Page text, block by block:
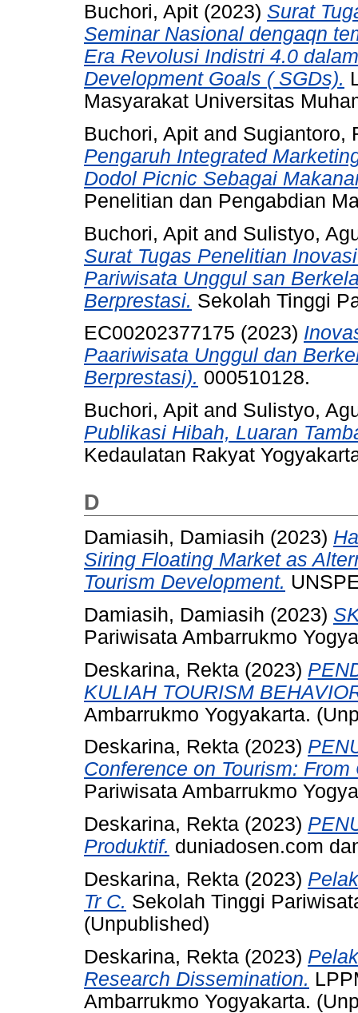
Buchori, Apit (2023) Surat
Seminar Nasional dengaqn
Era Revolusi Indistri 4.0
Development Goals ( SGDs).
Masyarakat Universitas
Buchori, Apit and Sugiantoro,
Pengaruh Integrated
Dodol Picnic Sebagai
Penelitian dan Pengabdian
Buchori, Apit and Sulistyo,
Surat Tugas Penelitian
Pariwisata Unggul san
Berprestasi. Sekolah Tinggi
EC00202377175 (2023)
Paariwisata Unggul dan
Berprestasi). 000510128.
Buchori, Apit and Sulistyo,
Publikasi Hibah, Luaran
Kedaulatan Rakyat
D
Damiasih, Damiasih (2023)
Siring Floating Market as
Tourism Development.
Damiasih, Damiasih (2023)
Pariwisata Ambarrukmo
Deskarina, Rekta (2023)
KULIAH TOURISM
Ambarrukmo Yogyakarta.
Deskarina, Rekta (2023)
Conference on Tourism:
Pariwisata Ambarrukmo
Deskarina, Rekta (2023)
Produktif. duniadosen.com
Deskarina, Rekta (2023)
Tr C. Sekolah Tinggi
(Unpublished)
Deskarina, Rekta (2023)
Research Dissemination.
Ambarrukmo Yogyakarta.